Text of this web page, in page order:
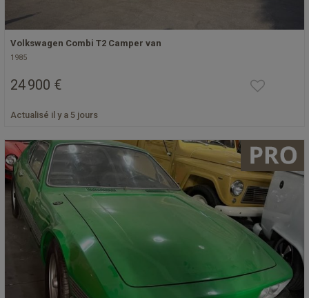
Volkswagen Combi T2 Camper van
1985
24 900 €
Actualisé il y a 5 jours